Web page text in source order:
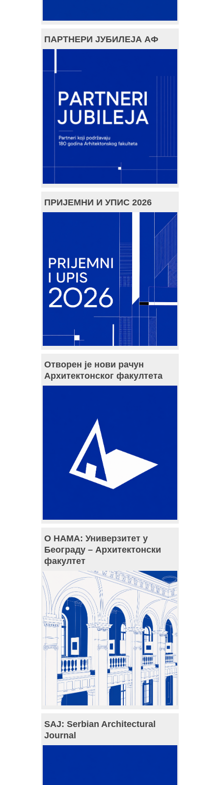
ПАРТНЕРИ ЈУБИЛЕЈА АФ
ПРИЈЕМНИ И УПИС 2026
Отворен је нови рачун
Архитектонског факултета
О НАМА: Универзитет у
Београду – Архитектонски
факултет
SAJ: Serbian Architectural
Journal